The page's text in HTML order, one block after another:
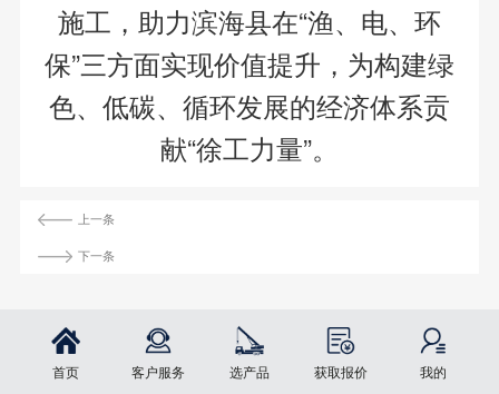
首页 客户服务 选产品 获取报价 我的
施工，助力滨海县在“渔、电、环
保”三方面实现价值提升，为构建绿
色、低碳、循环发展的经济体系贡
献“徐工力量”。
上一条
下一条